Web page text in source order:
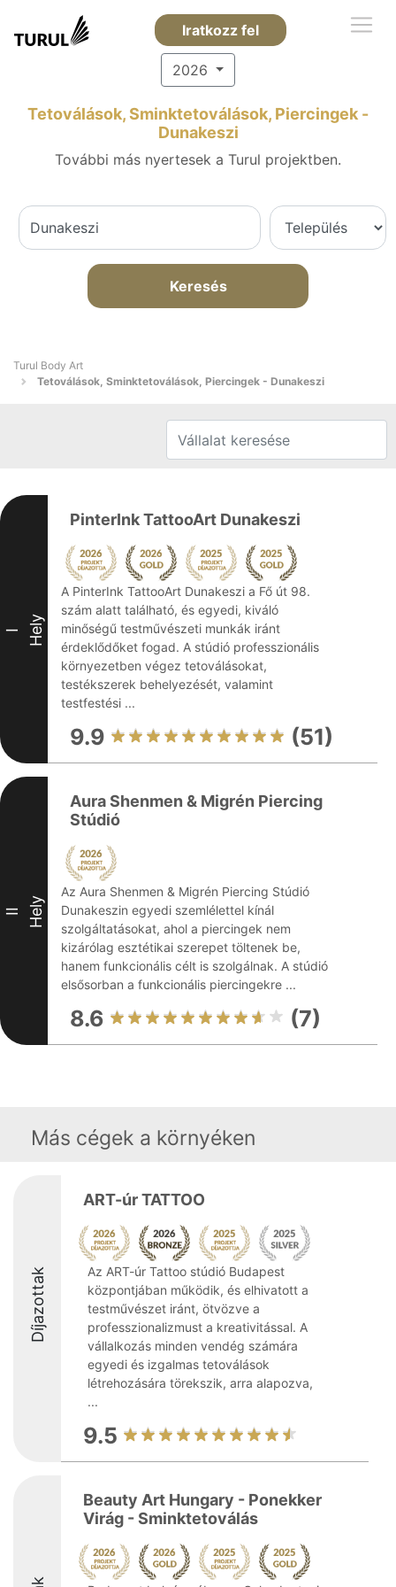
Iratkozz fel
2026
Tetoválások, Sminktetoválások, Piercingek -
Dunakeszi
További más nyertesek a Turul projektben.
Keresés
Turul Body Art
Tetoválások, Sminktetoválások, Piercingek - Dunakeszi
I Hely
PinterInk TattooArt Dunakeszi
A PinterInk TattooArt Dunakeszi a Fő út 98.
szám alatt található, és egyedi, kiváló
minőségű testművészeti munkák iránt
érdeklődőket fogad. A stúdió professzionális
környezetben végez tetoválásokat,
testékszerek behelyezését, valamint
testfestési ...
9.9 (51)
II Hely
Aura Shenmen & Migrén Piercing
Stúdió
Az Aura Shenmen & Migrén Piercing Stúdió
Dunakeszin egyedi szemlélettel kínál
szolgáltatásokat, ahol a piercingek nem
kizárólag esztétikai szerepet töltenek be,
hanem funkcionális célt is szolgálnak. A stúdió
elsősorban a funkcionális piercingekre ...
8.6 (7)
Más cégek a környéken
Díjazottak
ART-úr TATTOO
Az ART-úr Tattoo stúdió Budapest
központjában működik, és elhivatott a
testművészet iránt, ötvözve a
professzionalizmust a kreativitással. A
vállalkozás minden vendég számára
egyedi és izgalmas tetoválások
létrehozására törekszik, arra alapozva,
...
9.5
Beauty Art Hungary - Ponekker
Virág - Sminktetoválás